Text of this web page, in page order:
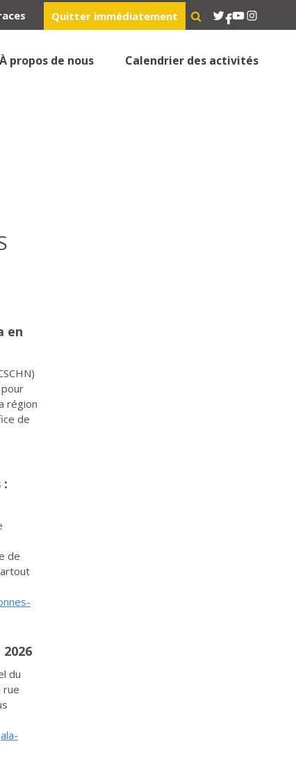
Quitter immédiatement Twitter
Facebook
YouTube
en
région
de
:
de
du
rue
À propos de nous Calendrier des activités